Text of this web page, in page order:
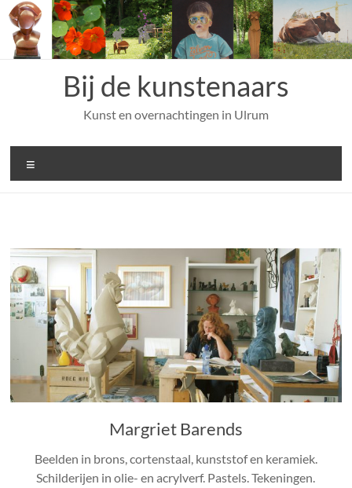
Ga
naar
inhoud
Bij de kunstenaars
Kunst en overnachtingen in Ulrum
Margriet Barends
Beelden in brons, cortenstaal, kunststof en keramiek.
Schilderijen in olie- en acrylverf. Pastels. Tekeningen.